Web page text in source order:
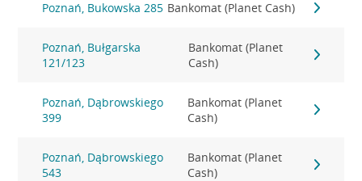
Poznań, Bukowska 285 Bankomat (Planet Cash)
Poznań, Bułgarska
121/123
Bankomat (Planet
Cash)
Poznań, Dąbrowskiego
399
Bankomat (Planet
Cash)
Poznań, Dąbrowskiego
543
Bankomat (Planet
Cash)